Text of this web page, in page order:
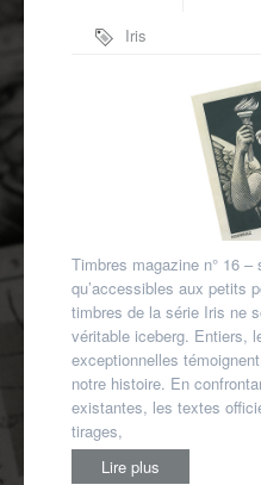
Iris
Timbres magazine n° 16 –
qu’accessibles aux petits
timbres de la série Iris ne
véritable iceberg. Entiers,
exceptionnelles
notre histoire. En
existantes, les textes
tirages,
Lire plus